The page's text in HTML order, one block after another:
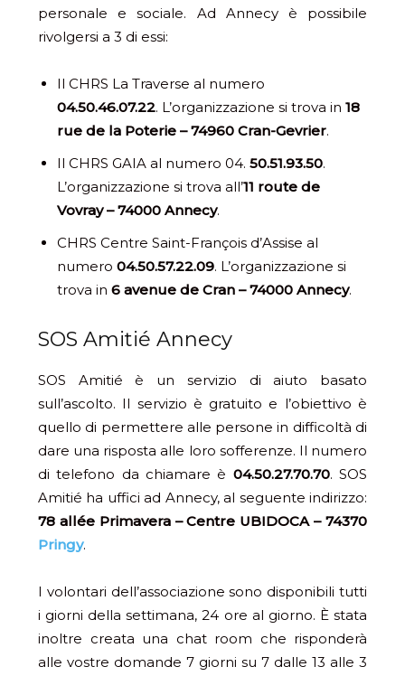
personale e sociale. Ad Annecy è possibile
rivolgersi a 3 di essi:
Il CHRS La Traverse al numero
04.50.46.07.22. L’organizzazione si trova in 18
rue de la Poterie – 74960 Cran-Gevrier.
Il CHRS GAIA al numero 04. 50.51.93.50.
L’organizzazione si trova all’11 route de
Vovray – 74000 Annecy.
CHRS Centre Saint-François d’Assise al
numero 04.50.57.22.09. L’organizzazione si
trova in 6 avenue de Cran – 74000 Annecy.
SOS Amitié Annecy
SOS Amitié è un servizio di aiuto basato
sull’ascolto. Il servizio è gratuito e l’obiettivo è
quello di permettere alle persone in difficoltà di
dare una risposta alle loro sofferenze. Il numero
di telefono da chiamare è 04.50.27.70.70. SOS
Amitié ha uffici ad Annecy, al seguente indirizzo:
78 allée Primavera – Centre UBIDOCA – 74370
Pringy.
I volontari dell’associazione sono disponibili tutti
i giorni della settimana, 24 ore al giorno. È stata
inoltre creata una chat room che risponderà
alle vostre domande 7 giorni su 7 dalle 13 alle 3